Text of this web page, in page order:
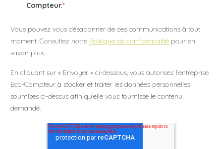
Compteur.*
Vous pouvez vous désabonner de ces communications à tout
moment. Consultez notre Politique de confidentialité pour en
savoir plus.
En cliquant sur « Envoyer » ci-dessous, vous autorisez l’entreprise
Eco-Compteur à stocker et traiter les données personnelles
soumises ci-dessus afin qu’elle vous fournisse le contenu
demandé.